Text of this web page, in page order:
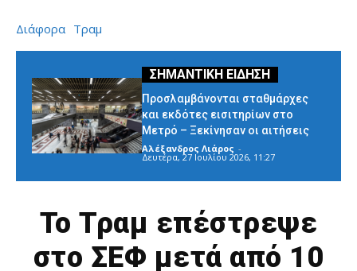
Διάφορα Τραμ
Προσλαμβάνονται σταθμάρχες
και εκδότες εισιτηρίων στο
Μετρό – Ξεκίνησαν οι αιτήσεις
Αλέξανδρος Λιάρος -
Δευτέρα, 27 Ιουλίου 2026, 11:27
Το Τραμ επέστρεψε
στο ΣΕΦ μετά από 10